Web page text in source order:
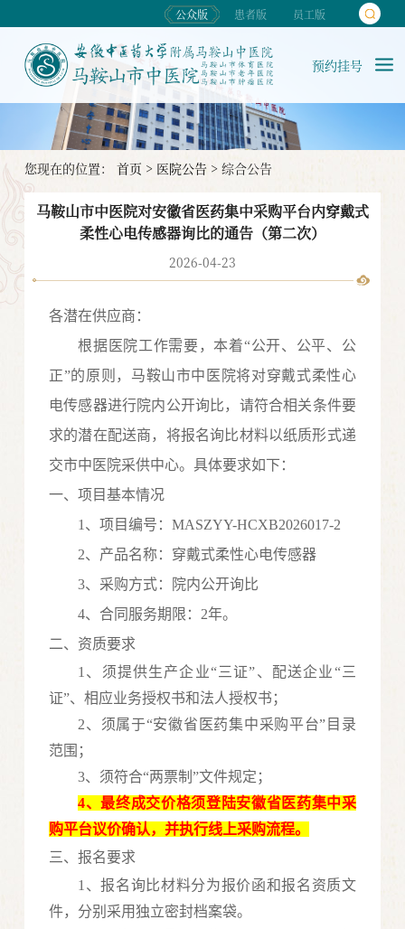
公众版 患者版 员工版
预约挂号
您现在的位置： 首页 > 医院公告> 综合公告
马鞍山市中医院对安徽省医药集中采购平台内穿戴式
柔性心电传感器询比的通告（第二次）
2026-04-23
各潜在供应商：
根据医院工作需要，本着“公开、公平、公
正”的原则，马鞍山市中医院将对穿戴式柔性心
电传感器进行院内公开询比，请符合相关条件要
求的潜在配送商，将报名询比材料以纸质形式递
交市中医院采供中心。具体要求如下：
一、项目基本情况
1、项目编号：MASZYY-HCXB2026017-2
2、 产品名称： 穿戴式柔性心电传感器
3、采购方式：院内公开询比
4、合同服务期限：2年。
二、资质要求
1、须提供生产企业“三证”、配送企业“三
证”、相应业务授权书和法人授权书 ；
2、须属于“安徽省医药集中采购平台”目录
范围；
3、须符合“两票制”文件规定；
4、最终成交价格须登陆安徽省医药集中采
购平台议价确认，并执行线上采购流程。
三、报名要求
1、报名询比材料分为报价函和报名资质文
件，分别采用独立密封档案袋。